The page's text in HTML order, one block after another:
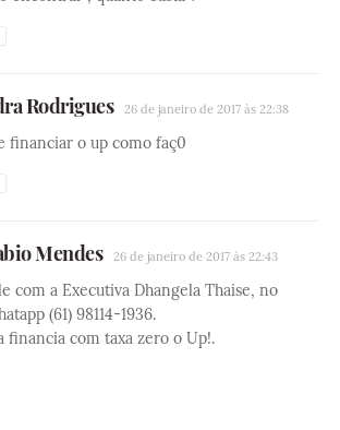
Rodrigues 26 de janeiro de 2017 às 22:38
financiar o up como faç0
Mendes 26 de janeiro de 2017 às 22:43
com a Executiva Dhangela Thaise, no
(61) 98114-1936.
financia com taxa zero o Up!.